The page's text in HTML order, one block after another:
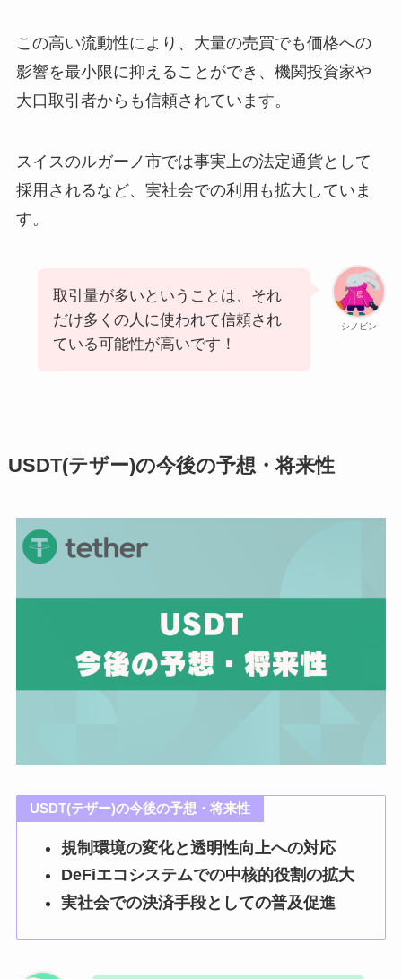
この高い流動性により、大量の売買でも価格への
影響を最小限に抑えることができ、機関投資家や
大口取引者からも信頼されています。
スイスのルガーノ市では事実上の法定通貨として
採用されるなど、実社会での利用も拡大していま
す。
シノビン
取引量が多いということは、それ
だけ多くの人に使われて信頼され
ている可能性が高いです！
USDT(テザー)の今後の予想・将来性
USDT(テザー)の今後の予想・将来性
規制環境の変化と透明性向上への対応
DeFiエコシステムでの中核的役割の拡大
実社会での決済手段としての普及促進